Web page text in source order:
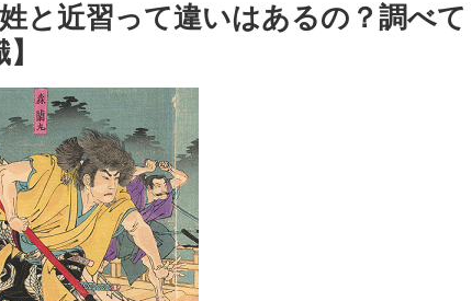
と近習って違いはあるの？調べて